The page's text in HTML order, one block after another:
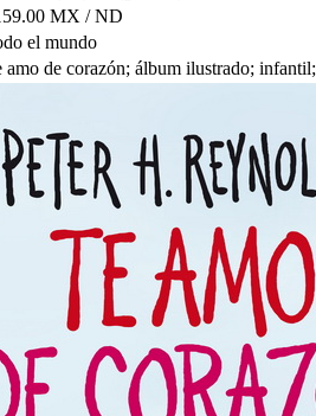
MX / ND
el mundo
amo de corazón; álbum ilustrado;